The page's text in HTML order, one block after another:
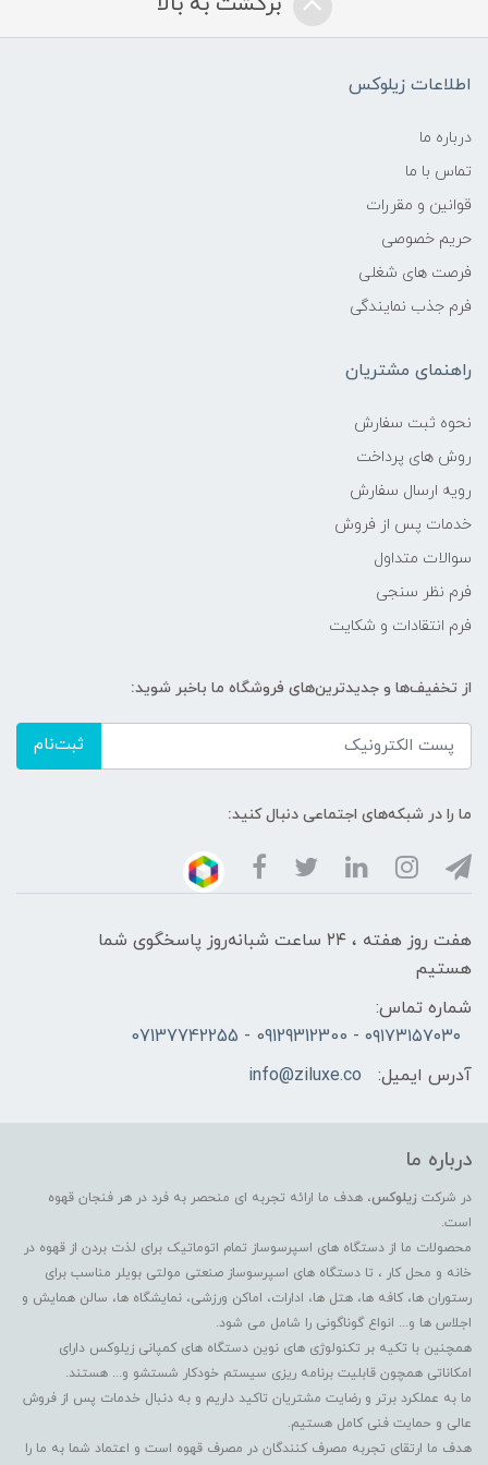
اطلاعات زیلوکس
درباره ما
تماس با ما
قوانین و مقررات
حریم خصوصی
فرصت های شغلی
فرم جذب نمایندگی
راهنمای مشتریان
نحوه ثبت سفارش
روش های پرداخت
رویه ارسال سفارش
خدمات پس از فروش
سوالات متداول
فرم نظر سنجی
فرم انتقادات و شکایت
از تخفیف‌ها و جدیدترین‌های فروشگاه ما باخبر شوید:
ثبت‌نام
ما را در شبکه‌های اجتماعی دنبال کنید:
هفت روز هفته ، ۲۴ ساعت شبانه‌روز پاسخگوی شما
هستیم
شماره تماس:
۰۹۱۷۳۱۵۷۰۳۰ - 09129312300 - 07137742255
آدرس ایمیل:
info@ziluxe.co
درباره ما
در شرکت زیلوکس، هدف ما ارائه تجربه ای منحصر به فرد در هر فنجان قهوه
است.
محصولات ما از دستگاه های اسپرسوساز تمام اتوماتیک برای لذت بردن از قهوه در
خانه و محل کار ، تا دستگاه های اسپرسوساز صنعتی مولتی بویلر مناسب برای
رستوران ها، کافه ها، هتل ها، ادارات، اماکن ورزشی، نمایشگاه ها، سالن همایش و
اجلاس ها و... انواع گوناگونی را شامل می شود.
همچنین با تکیه بر تکنولوژی های نوین دستگاه های کمپانی زیلوکس دارای
امکاناتی همچون قابلیت برنامه ریزی سیستم خودکار شستشو و... هستند.
ما به عملکرد برتر و رضایت مشتریان تاکید داریم و به دنبال خدمات پس از فروش
عالی و حمایت فنی کامل هستیم.
هدف ما ارتقای تجربه مصرف کنندگان در مصرف قهوه است و اعتماد شما به ما را